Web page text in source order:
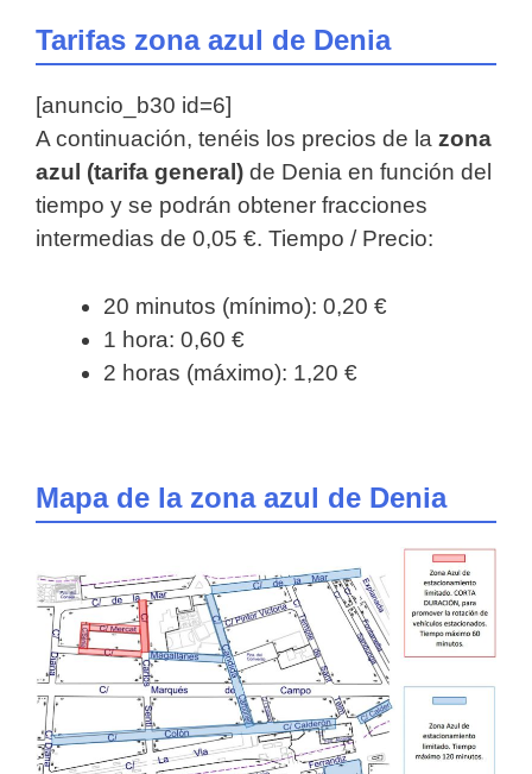
Tarifas zona azul de Denia
[anuncio_b30 id=6]
A continuación, tenéis los precios de la zona
azul (tarifa general) de Denia en función del
tiempo y se podrán obtener fracciones
intermedias de 0,05 €. Tiempo / Precio:
20 minutos (mínimo): 0,20 €
1 hora: 0,60 €
2 horas (máximo): 1,20 €
Mapa de la zona azul de Denia